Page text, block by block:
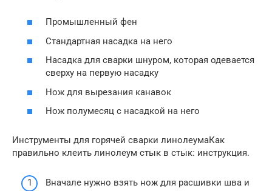
Промышленный фен
Стандартная насадка на него
Насадка для сварки шнуром, которая одевается
сверху на первую насадку
Нож для вырезания канавок
Нож полумесяц с насадкой на него
Инструменты для горячей сварки линолеумаКак
правильно клеить линолеум стык в стык: инструкция.
Вначале нужно взять нож для расшивки шва и